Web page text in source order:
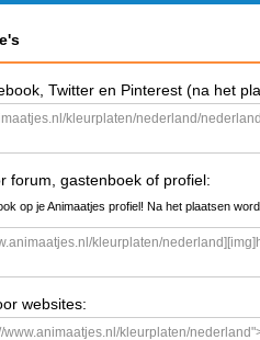
Twitter en Pinterest (na het
forum, gastenboek of profiel:
op je Animaatjes profiel! Na het plaatsen
websites: